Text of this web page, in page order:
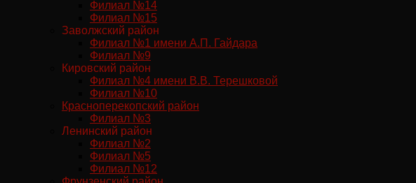
Филиал №14
Филиал №15
Заволжский район
Филиал №1 имени А.П. Гайдара
Филиал №9
Кировский район
Филиал №4 имени В.В. Терешковой
Филиал №10
Красноперекопский район
Филиал №3
Ленинский район
Филиал №2
Филиал №5
Филиал №12